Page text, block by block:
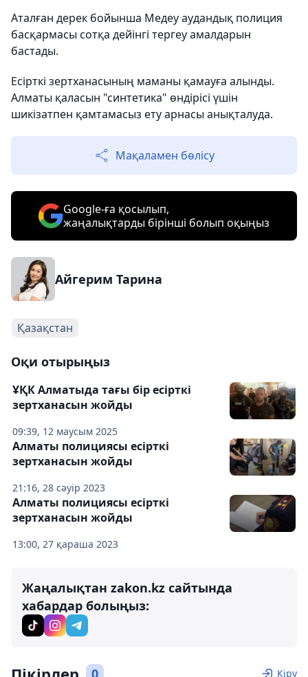
Аталған дерек бойынша Медеу аудандық полиция
басқармасы сотқа дейінгі тергеу амалдарын
бастады.
Есірткі зертханасының маманы қамауға алынды.
Алматы қаласын "синтетика" өндірісі үшін
шикізатпен қамтамасыз ету арнасы анықталуда.
Мақаламен бөлісу
Google-ға қосылып,
жаңалықтарды бірінші болып оқыңыз
Айгерим Тарина
Қазақстан
Оқи отырыңыз
09:39, 12 маусым 2025
ҰҚК Алматыда тағы бір есірткі
зертханасын жойды
21:16, 28 сәуір 2023
Алматы полициясы есірткі
зертханасын жойды
13:00, 27 қараша 2023
Алматы полициясы есірткі
зертханасын жойды
Жаңалықтан zakon.kz сайтында
хабардар болыңыз:
Кіру